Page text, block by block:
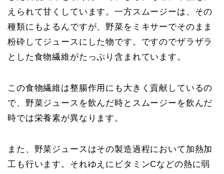
えられて甘くしています。一方スムージーは、その
種類にもよるんですが、野菜をミキサーでそのまま
粉砕してジュースにした物です。ですのでザラザラ
とした食物繊維がたっぷり含まれています。
この食物繊維は整腸作用にも大きく貢献しているの
で、野菜ジュースを飲んだ時とスムージーを飲んだ
時では栄養素が異なります。
また、野菜ジュースはその製造過程において加熱加
工も行います。それゆえにビタミンCなどの熱に弱